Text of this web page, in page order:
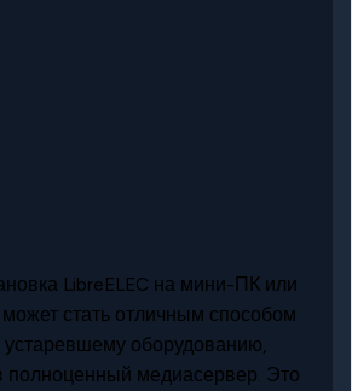
LibreELEC на мини-ПК или
стать отличным способом
устаревшему оборудованию,
полноценный медиасервер. Это